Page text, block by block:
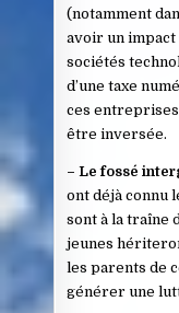
(notamment
avoir un impact
sociétés
d’une taxe
ces entreprises
être inversée.
– Le fossé
ont déjà connu
sont à la traîne
jeunes
les parents de
générer une